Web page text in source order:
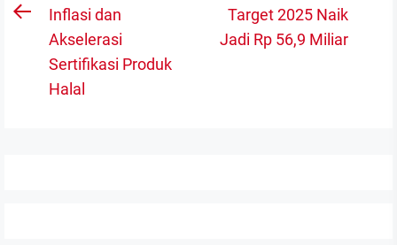
Previous
Inflasi dan
Akselerasi
Sertifikasi Produk
Halal
Target 2025 Naik
Jadi Rp 56,9 Miliar